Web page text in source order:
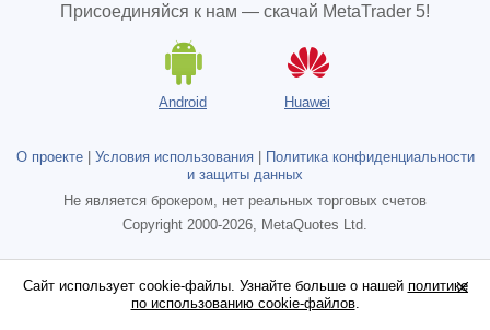
Присоединяйся к нам — скачай MetaTrader 5!
Android Huawei
О проекте| Условия использования| Политика конфиденциальности
и защиты данных
Не является брокером, нет реальных торговых счетов
Copyright 2000-2026, MetaQuotes Ltd.
Сайт использует cookie-файлы. Узнайте больше о нашей политике
по использованию cookie-файлов.
Сайт использует cookie-файлы. Узнайте больше о нашей политике
по использованию cookie-файлов.